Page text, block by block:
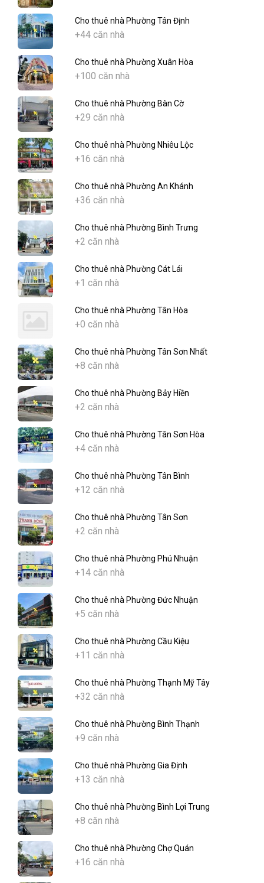
Cho thuê nhà Phường Tân Định
+44 căn nhà
Cho thuê nhà Phường Xuân Hòa
+100 căn nhà
Cho thuê nhà Phường Bàn Cờ
+29 căn nhà
Cho thuê nhà Phường Nhiêu Lộc
+16 căn nhà
Cho thuê nhà Phường An Khánh
+36 căn nhà
Cho thuê nhà Phường Bình Trưng
+2 căn nhà
Cho thuê nhà Phường Cát Lái
+1 căn nhà
Cho thuê nhà Phường Tân Hòa
+0 căn nhà
Cho thuê nhà Phường Tân Sơn Nhất
+8 căn nhà
Cho thuê nhà Phường Bảy Hiền
+2 căn nhà
Cho thuê nhà Phường Tân Sơn Hòa
+4 căn nhà
Cho thuê nhà Phường Tân Bình
+12 căn nhà
Cho thuê nhà Phường Tân Sơn
+2 căn nhà
Cho thuê nhà Phường Phú Nhuận
+14 căn nhà
Cho thuê nhà Phường Đức Nhuận
+5 căn nhà
Cho thuê nhà Phường Cầu Kiệu
+11 căn nhà
Cho thuê nhà Phường Thạnh Mỹ Tây
+32 căn nhà
Cho thuê nhà Phường Bình Thạnh
+9 căn nhà
Cho thuê nhà Phường Gia Định
+13 căn nhà
Cho thuê nhà Phường Bình Lợi Trung
+8 căn nhà
Cho thuê nhà Phường Chợ Quán
+16 căn nhà